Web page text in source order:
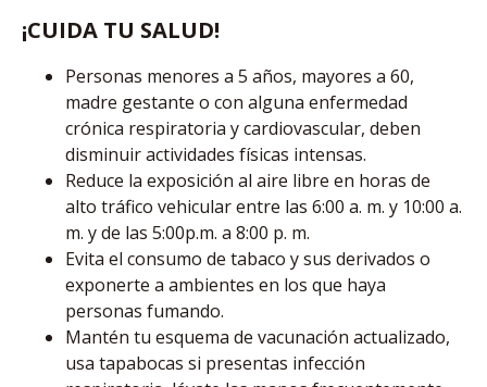
¡CUIDA TU SALUD!
Personas menores a 5 años, mayores a 60,
madre gestante o con alguna enfermedad
crónica respiratoria y cardiovascular, deben
disminuir actividades físicas intensas.
Reduce la exposición al aire libre en horas de
alto tráfico vehicular entre las 6:00 a. m. y 10:00 a.
m. y de las 5:00р.m. а 8:00 p. m.
Evita el consumo de tabaco y sus derivados o
exponerte a ambientes en los que haya
personas fumando.
Mantén tu esquema de vacunación actualizado,
usa tapabocas si presentas infección